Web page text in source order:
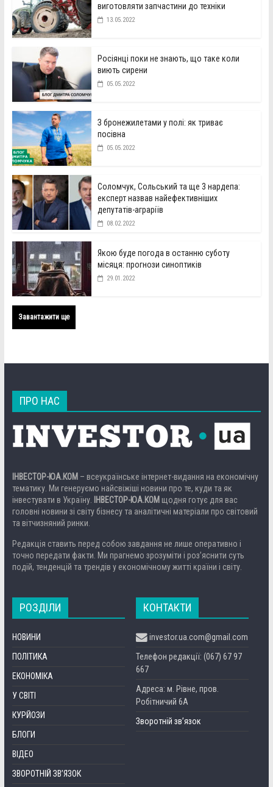
виготовляти запчастини до техніки
13.05.2022
Росіянці поки не знають, що таке коли
виють сирени
05.05.2022
З бронежилетами у полі: як триває
посівна
05.05.2022
Соломчук, Сольський та ще 3 нардепа:
експерт назвав найефективніших
депутатів-аграріїв
08.02.2022
Якою буде погода в останню суботу
місяця: прогнози синоптиків
29.01.2022
Завантажити ще
ПРО НАС
ІНВЕСТОР-ЮА.КОМ – всеукраїнське інтернет-видання на економічну
тематику. Ми генеруємо найсвіжіші новини про те, куди та як
інвестувати в Україну.
ІНВЕСТОР-ЮА.КОМ щодня готує для вас
головні новини зі світу бізнесу та аналітичні матеріали про світовий
та вітчизняний ринки.
Редакція ставить перед собою завдання не лише оперативно і
точно передати факти. Ми прагнемо зрозуміти і роз’яснити суть
подій, тенденцій та трендів у економічному житті країни і світу.
РОЗДІЛИ
НОВИНИ
ПОЛІТИКА
ЕКОНОМІКА
У СВІТІ
КУРЙОЗИ
БЛОГИ
ВІДЕО
ЗВОРОТНІЙ ЗВ’ЯЗОК
КОНТАКТИ
investor.ua.com@gmail.com
Телефон редакції: (067) 67 97
667
Адреса: м. Рівне, пров.
Робітничий 6А
Зворотній зв’язок